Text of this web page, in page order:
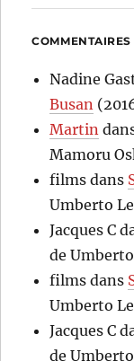
COMMENTAIRES
Nadine
Busan
Martin
Mamoru
films dans
Umberto
Jacques C
de
films dans
Umberto
Jacques C
de